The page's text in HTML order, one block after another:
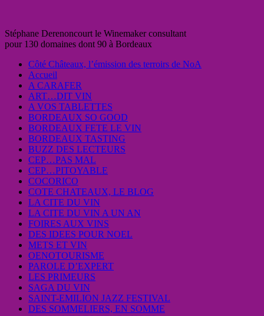
Stéphane Derenoncourt le Winemaker consultant
pour 130 domaines dont 90 à Bordeaux
Côté Châteaux, l’émission des terroirs de NoA
Accueil
A CARAFER
ART…DIT VIN
A VOS TABLETTES
BORDEAUX SO GOOD
BORDEAUX FETE LE VIN
BORDEAUX TASTING
BUZZ DES LECTEURS
CEP…PAS MAL
CEP…PITOYABLE
COCORICO
COTE CHATEAUX, LE BLOG
LA CITE DU VIN
LA CITE DU VIN A UN AN
FOIRES AUX VINS
DES IDEES POUR NOEL
METS ET VIN
OENOTOURISME
PAROLE D’EXPERT
LES PRIMEURS
SAGA DU VIN
SAINT-EMILION JAZZ FESTIVAL
DES SOMMELIERS, EN SOMME